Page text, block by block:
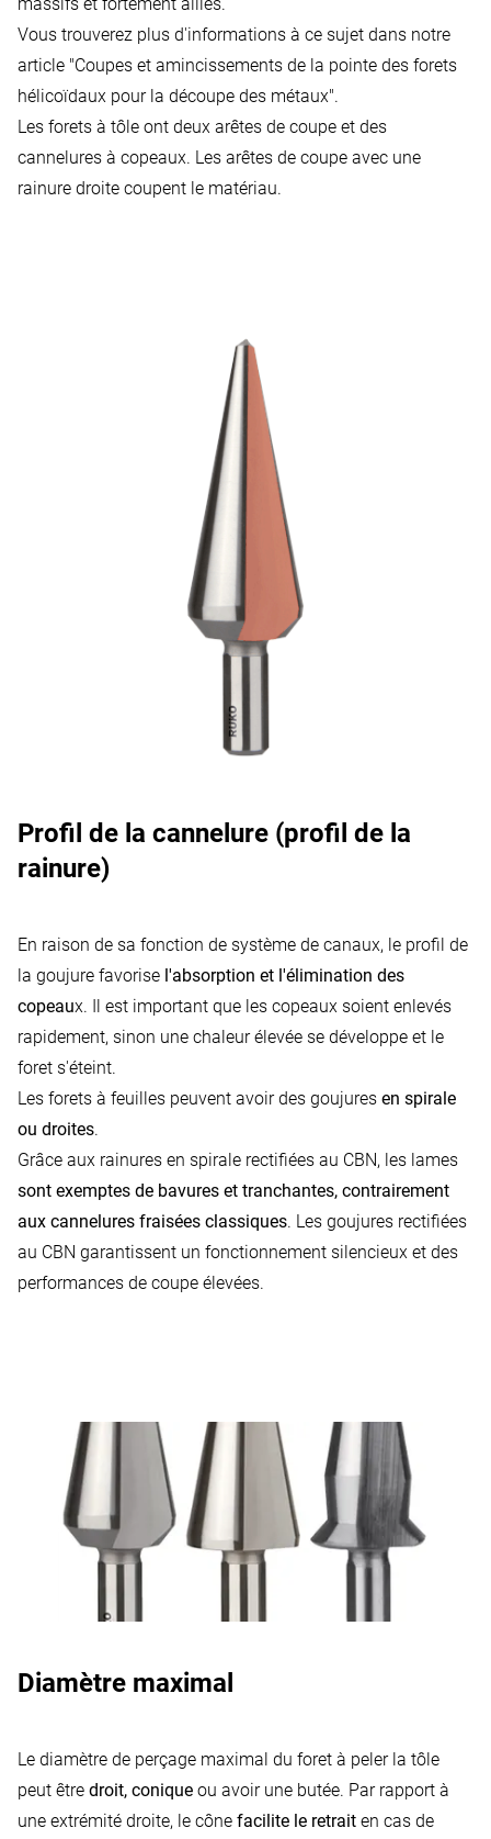
Vous trouverez plus d'informations à ce sujet dans notre
article "Coupes et amincissements de la pointe des forets
hélicoïdaux pour la découpe des métaux".
Les forets à tôle ont deux arêtes de coupe et des
cannelures à copeaux. Les arêtes de coupe avec une
rainure droite coupent le matériau.
Profil de la cannelure (profil de la
rainure)
En raison de sa fonction de système de canaux, le profil de
la goujure favorise l'absorption et l'élimination des
copeaux. Il est important que les copeaux soient enlevés
rapidement, sinon une chaleur élevée se développe et le
foret s'éteint.
Les forets à feuilles peuvent avoir des goujures en spirale
ou droites.
Grâce aux rainures en spirale rectifiées au CBN, les lames
sont exemptes de bavures et tranchantes, contrairement
aux cannelures fraisées classiques. Les goujures rectifiées
au CBN garantissent un fonctionnement silencieux et des
performances de coupe élevées.
Diamètre maximal
Le diamètre de perçage maximal du foret à peler la tôle
peut être droit, conique ou avoir une butée. Par rapport à
une extrémité droite, le cône facilite le retrait en cas de